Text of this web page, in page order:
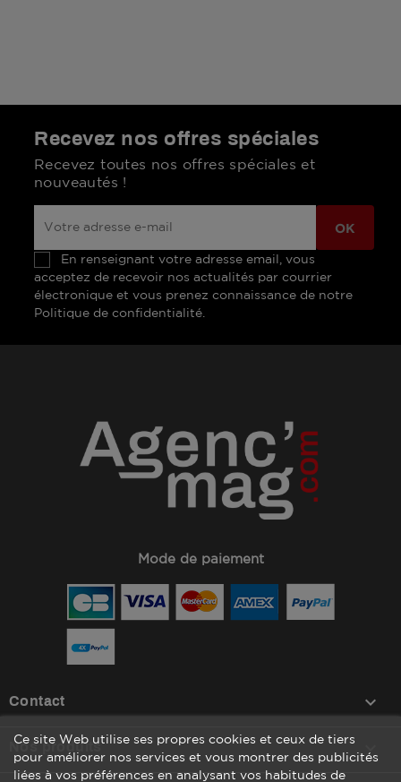
Recevez nos offres spéciales
Recevez toutes nos offres spéciales et
nouveautés !
En renseignant votre adresse email, vous
acceptez de recevoir nos actualités par courrier
électronique et vous prenez connaissance de notre
Politique de confidentialité.
Mode de paiement
Contact keyboard_arrow_down
Nos produits 
Ce site Web utilise ses propres cookies et ceux de tiers
pour améliorer nos services et vous montrer des publicités
liées à vos préférences en analysant vos habitudes de